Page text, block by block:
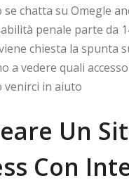
chatta su Omegle
penale parte da
chiesta la spunta
a vedere quali
in aiuto
Un
Con